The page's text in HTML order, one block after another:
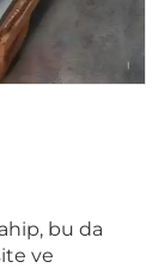
bu da
ve